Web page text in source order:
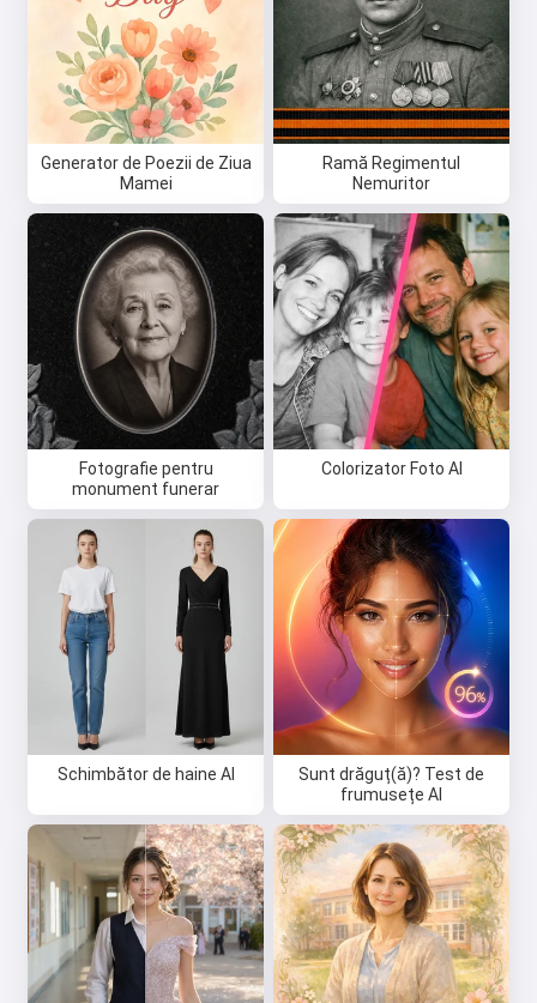
Generator de Poezii de Ziua
Mamei
Ramă Regimentul
Nemuritor
Fotografie pentru
monument funerar
Colorizator Foto AI
Schimbător de haine AI
Sunt drăguț(ă)? Test de
frumusețe AI